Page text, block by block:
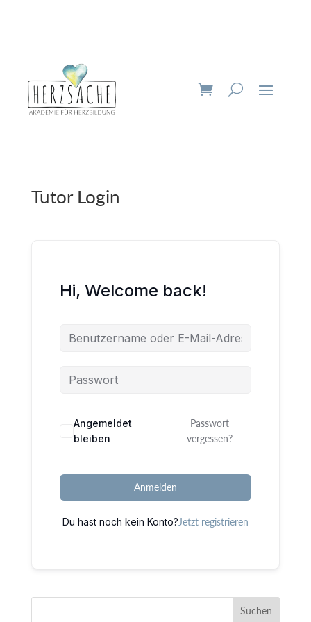
Tutor Login
Hi, Welcome back!
Alternative:
Angemeldet
bleiben
Passwort
vergessen?
Anmelden
Du hast noch kein Konto?Jetzt registrieren